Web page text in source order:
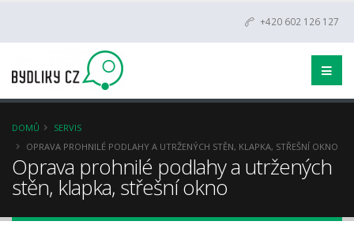
+420 602 126 127
DOMŮ
SERVIS
OPRAVA PROHNILÉ PODLAHY A UTRŽENÝCH STĚN, KLAPKA, STŘEŠNÍ OKNO
Oprava prohnilé podlahy a utržených
stěn, klapka, střešní okno